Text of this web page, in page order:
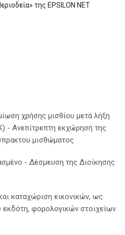
της EPSILON NET
χρήσης μισθίου μετά λήξη
- Ανεπίτρεπτη εκχώρησή της
μισθώματος
- Δέσμευση της Διοίκησης
καταχώριση εικονικών, ως
φορολογικών στοιχείων